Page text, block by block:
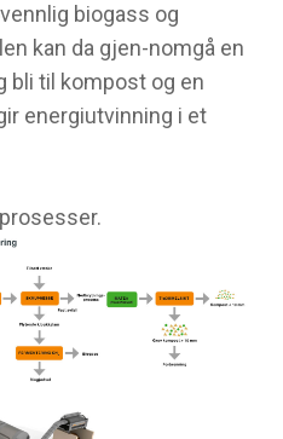
biogass og
kan da gjen-nomgå en
bli til kompost og en
energiutvinning i et